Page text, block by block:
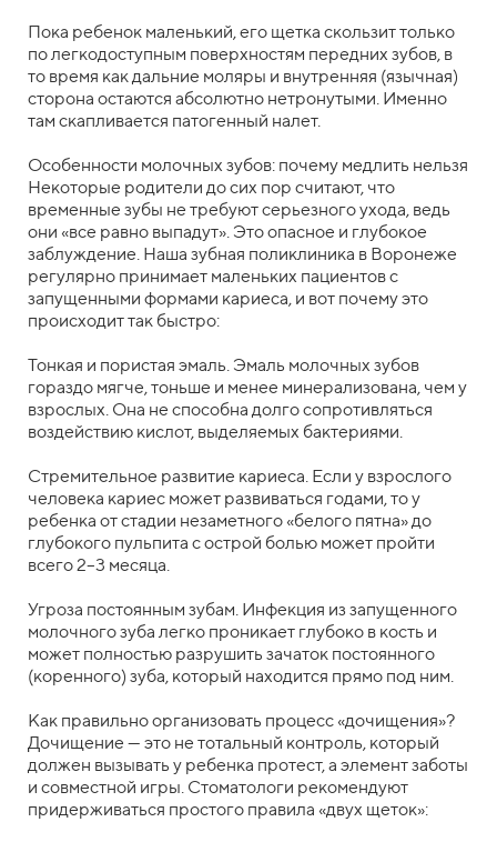
Пока ребенок маленький, его щетка скользит только
по легкодоступным поверхностям передних зубов, в
то время как дальние моляры и внутренняя (язычная)
сторона остаются абсолютно нетронутыми. Именно
там скапливается патогенный налет.
Особенности молочных зубов: почему медлить нельзя
Некоторые родители до сих пор считают, что
временные зубы не требуют серьезного ухода, ведь
они «все равно выпадут». Это опасное и глубокое
заблуждение. Наша зубная поликлиника в Воронеже
регулярно принимает маленьких пациентов с
запущенными формами кариеса, и вот почему это
происходит так быстро:
Тонкая и пористая эмаль. Эмаль молочных зубов
гораздо мягче, тоньше и менее минерализована, чем у
взрослых. Она не способна долго сопротивляться
воздействию кислот, выделяемых бактериями.
Стремительное развитие кариеса. Если у взрослого
человека кариес может развиваться годами, то у
ребенка от стадии незаметного «белого пятна» до
глубокого пульпита с острой болью может пройти
всего 2–3 месяца.
Угроза постоянным зубам. Инфекция из запущенного
молочного зуба легко проникает глубоко в кость и
может полностью разрушить зачаток постоянного
(коренного) зуба, который находится прямо под ним.
Как правильно организовать процесс «дочищения»?
Дочищение — это не тотальный контроль, который
должен вызывать у ребенка протест, а элемент заботы
и совместной игры. Стоматологи рекомендуют
придерживаться простого правила «двух щеток»: